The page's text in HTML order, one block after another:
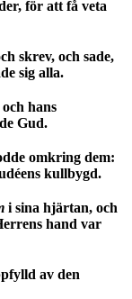
för att få veta
skrev, och sade,
sig alla.
hans
Gud.
omkring dem:
kullbygd.
i sina hjärtan, och
hand var
av den